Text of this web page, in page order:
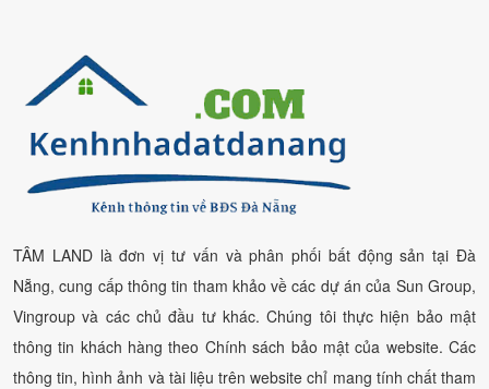
TÂM LAND là đơn vị tư vấn và phân phối bất động sản tại Đà
Nẵng, cung cấp thông tin tham khảo về các dự án của Sun Group,
Vingroup và các chủ đầu tư khác. Chúng tôi thực hiện bảo mật
thông tin khách hàng theo Chính sách bảo mật của website. Các
thông tin, hình ảnh và tài liệu trên website chỉ mang tính chất tham